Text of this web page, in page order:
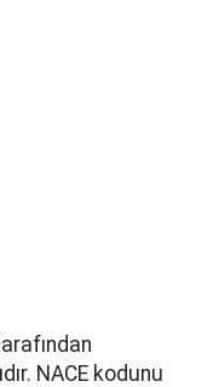
NACE kodunu